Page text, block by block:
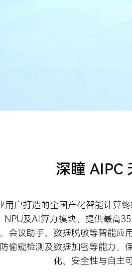
深瞳体育阳光
深瞳 AIPC
用户打造的全国产化智能计算
及AI算力模块，提供最高
会议助手、数据脱敏等智能
偷窥检测及数据加密等能力
化、安全性与自主